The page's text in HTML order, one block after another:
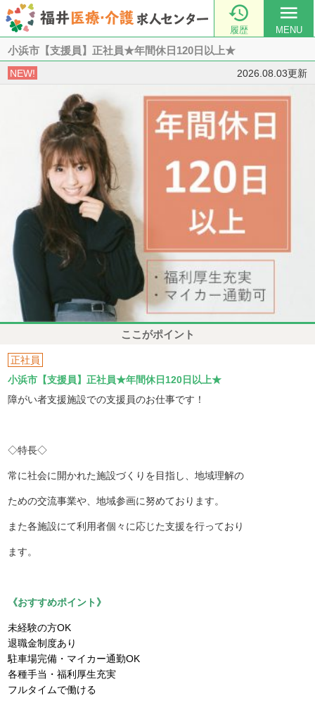

履歴
menu
MENU
小浜市【支援員】正社員★年間休日120日以上★
NEW! 2026.08.03更新
ここがポイント
正社員
小浜市【支援員】正社員★年間休日120日以上★
障がい者支援施設での支援員のお仕事です！
◇特長◇
常に社会に開かれた施設づくりを目指し、地域理解の
ための交流事業や、地域参画に努めております。
また各施設にて利用者個々に応じた支援を行っており
ます。
《おすすめポイント》
未経験の方OK
退職金制度あり
駐車場完備・マイカー通勤OK
各種手当・福利厚生充実
フルタイムで働ける